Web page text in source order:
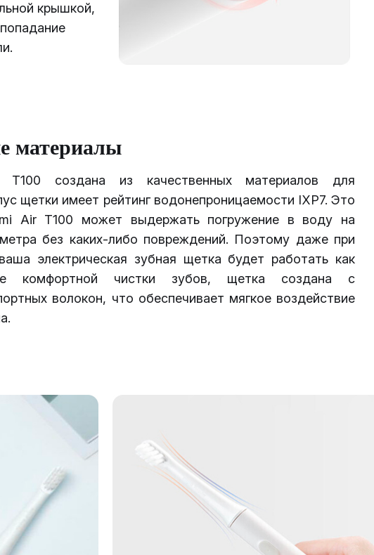
крышкой,
материалы
создана из качественных материалов для
щетки имеет рейтинг водонепроницаемости IXP7.Это
Air T100 может выдержать погружение в воду на
без каких-либо повреждений. Поэтому даже при
электрическая зубная щетка будет работать как
комфортной чистки зубов, щетка создана с
волокон, что обеспечивает мягкое воздействие